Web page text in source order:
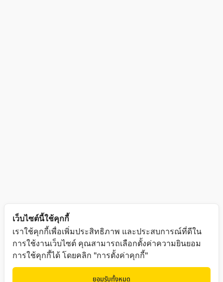
เว็บไซต์นี้ใช้คุกกี้
เราใช้คุกกี้เพื่อเพิ่มประสิทธิภาพ และประสบการณ์ที่ดีใน
การใช้งานเว็บไซต์ คุณสามารถเลือกตั้งค่าความยินยอม
การใช้คุกกี้ได้ โดยคลิก "การตั้งค่าคุกกี้"
ยอมรับทั้งหมด